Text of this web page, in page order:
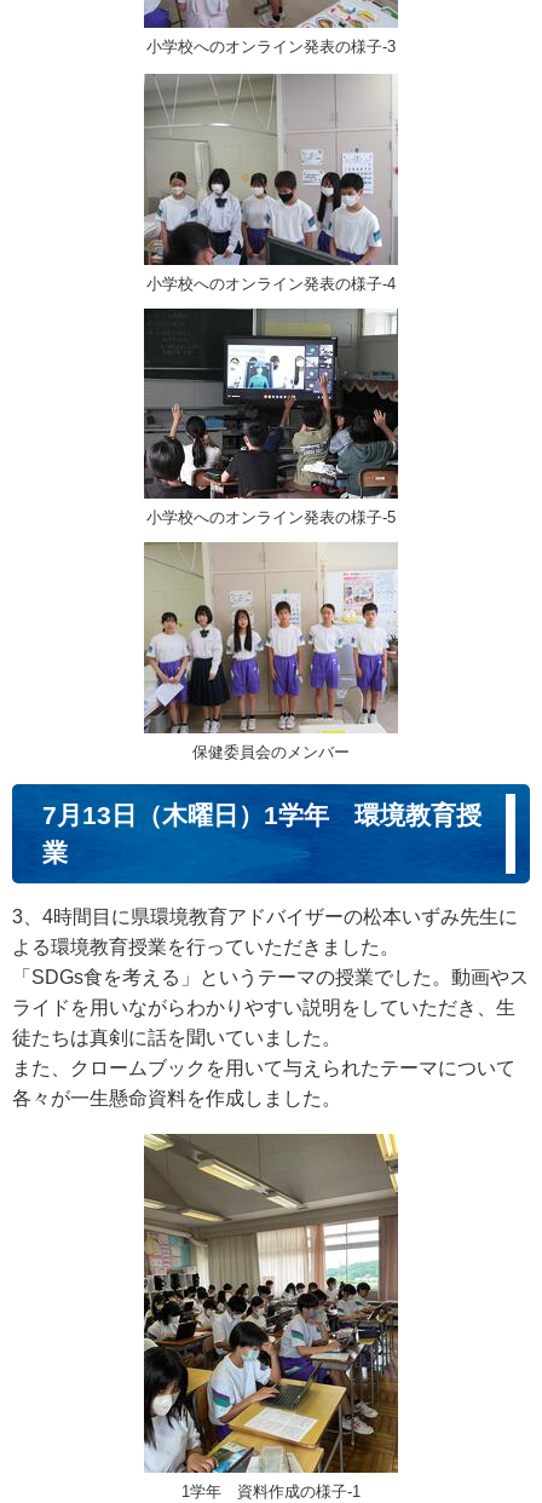
小学校へのオンライン発表の様子-3
小学校へのオンライン発表の様子-4
小学校へのオンライン発表の様子-5
保健委員会のメンバー
7月13日（木曜日）1学年 環境教育授
業
3、4時間目に県環境教育アドバイザーの松本いずみ先生に
よる環境教育授業を行っていただきました。
「SDGs食を考える」というテーマの授業でした。動画やス
ライドを用いながらわかりやすい説明をしていただき、生
徒たちは真剣に話を聞いていました。
また、クロームブックを用いて与えられたテーマについて
各々が一生懸命資料を作成しました。
1学年 資料作成の様子-1